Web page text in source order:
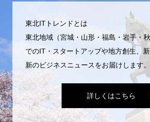
東北ITトレンドとは
東北地域（宮城・山形・福島・岩手・
でのIT・スタートアップや地方創生、
新のビジネスニュースをお届けします。
詳しくはこちら